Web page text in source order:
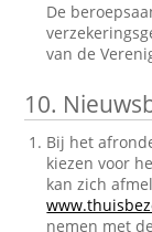
De
van de
10.
Bij het
kiezen voor
kan zich
nemen met